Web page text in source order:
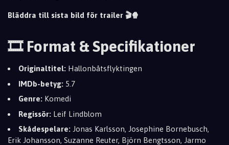
Bläddra till sista bild för trailer 🎬🍿
🎞️ Format & Specifikationer
Originaltitel: Hallonbåtsflyktingen
IMDb-betyg: 5.7
Genre: Komedi
Regissör: Leif Lindblom
Skådespelare: Jonas Karlsson, Josephine Bornebusch,
Erik Johansson, Suzanne Reuter, Björn Bengtsson, Jarmo